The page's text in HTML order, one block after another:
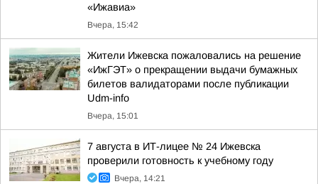
«Ижавиа»
Вчера, 15:42
Жители Ижевска пожаловались на решение
«ИжГЭТ» о прекращении выдачи бумажных
билетов валидаторами после публикации
Udm-info
Вчера, 15:01
7 августа в ИТ-лицее № 24 Ижевска
проверили готовность к учебному году
Вчера, 14:21